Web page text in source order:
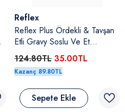
Satıcı:
Reflex
Reflex Plus Ördekli & Tavşan
Etli Gravy Soslu Ve Et
Parçacıklı Yetişkin Kedi Yaş
Maması 85 Gr
124.80TL 35.00TL
Kazanç 89.80TL
Sepete Ekle